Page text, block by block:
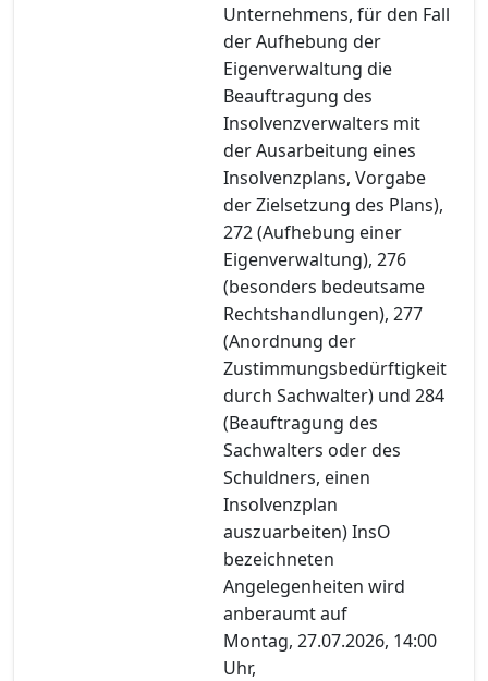
Unternehmens, für den Fall
der Aufhebung der
Eigenverwaltung die
Beauftragung des
Insolvenzverwalters mit
der Ausarbeitung eines
Insolvenzplans, Vorgabe
der Zielsetzung des Plans),
272 (Aufhebung einer
Eigenverwaltung), 276
(besonders bedeutsame
Rechtshandlungen), 277
(Anordnung der
Zustimmungsbedürftigkeit
durch Sachwalter) und 284
(Beauftragung des
Sachwalters oder des
Schuldners, einen
Insolvenzplan
auszuarbeiten) InsO
bezeichneten
Angelegenheiten wird
anberaumt auf
Montag, 27.07.2026, 14:00
Uhr,